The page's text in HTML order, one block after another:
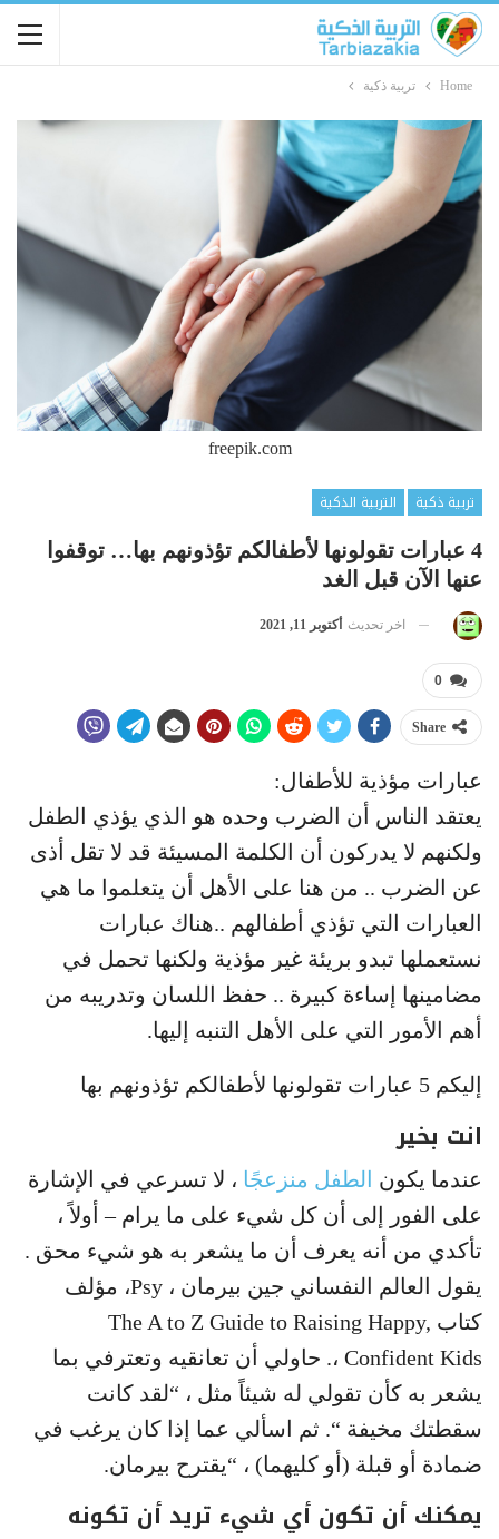
Home تربية ذكية
freepik.com
تربية ذكية
التربية الذكية
4 عبارات تقولونها لأطفالكم تؤذونهم بها… توقفوا
عنها الآن قبل الغد
اخر تحديث أكتوبر 11, 2021
0
Share
عبارات مؤذية للأطفال:
يعتقد الناس أن الضرب وحده هو الذي يؤذي الطفل
ولكنهم لا يدركون أن الكلمة المسيئة قد لا تقل أذى
عن الضرب .. من هنا على الأهل أن يتعلموا ما هي
العبارات التي تؤذي أطفالهم ..هناك عبارات
نستعملها تبدو بريئة غير مؤذية ولكنها تحمل في
مضامينها إساءة كبيرة .. حفظ اللسان وتدريبه من
أهم الأمور التي على الأهل التنبه إليها.
إليكم 5 عبارات تقولونها لأطفالكم تؤذونهم بها
انت بخير
عندما يكون الطفل منزعجًا ، لا تسرعي في الإشارة
على الفور إلى أن كل شيء على ما يرام – أولاً ،
تأكدي من أنه يعرف أن ما يشعر به هو شيء محق .
يقول العالم النفساني جين بيرمان ، Psy، مؤلف
كتاب The A to Z Guide to Raising Happy,
Confident Kids ،. حاولي أن تعانقيه وتعترفي بما
يشعر به كأن تقولي له شيئاً مثل ، “لقد كانت
سقطتك مخيفة “. ثم اسألي عما إذا كان يرغب في
ضمادة أو قبلة (أو كليهما) ، “يقترح بيرمان.
يمكنك أن تكون أي شيء تريد أن تكونه